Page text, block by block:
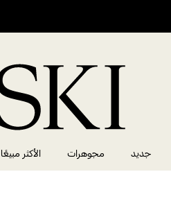
جديد مجوهرات الأكثر مبيعًا